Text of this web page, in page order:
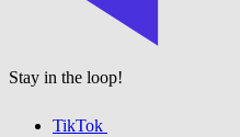
Stay in the loop!
TikTok